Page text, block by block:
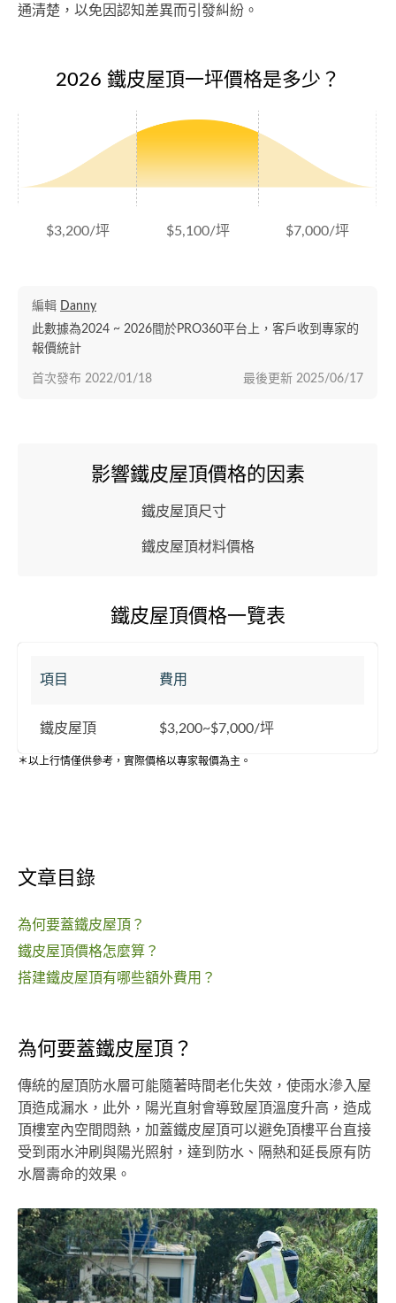
通清楚，以免因認知差異而引發糾紛。
2026 鐵皮屋頂一坪價格是多少？
$3,200/坪 $5,100/坪 $7,000/坪
編輯 Danny
此數據為2024 ~ 2026間於PRO360平台上，客戶收到專家的
報價統計
最後更新 2025/06/17
首次發布 2022/01/18
影響鐵皮屋頂價格的因素
鐵皮屋頂尺寸
鐵皮屋頂材料價格
鐵皮屋頂價格一覽表
項目 費用
鐵皮屋頂 $3,200~$7,000/坪
＊以上行情僅供參考，實際價格以專家報價為主。
文章目錄
為何要蓋鐵皮屋頂？
鐵皮屋頂價格怎麼算？
搭建鐵皮屋頂有哪些額外費用？
為何要蓋鐵皮屋頂？
傳統的屋頂防水層可能隨著時間老化失效，使雨水滲入屋
頂造成漏水，此外，陽光直射會導致屋頂溫度升高，造成
頂樓室內空間悶熱，加蓋鐵皮屋頂可以避免頂樓平台直接
受到雨水沖刷與陽光照射，達到防水、隔熱和延長原有防
水層壽命的效果。